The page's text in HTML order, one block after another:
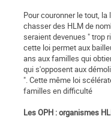
Pour couronner le tout,
chasser des HLM de
seraient devenues " trop
cette loi permet aux
ans aux familles qui
qui s'opposent aux
". Cette même loi
familles en difficulté
Les OPH : organismes